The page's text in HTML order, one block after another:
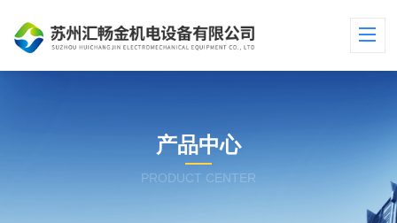
产品中心
PRODUCT CENTER